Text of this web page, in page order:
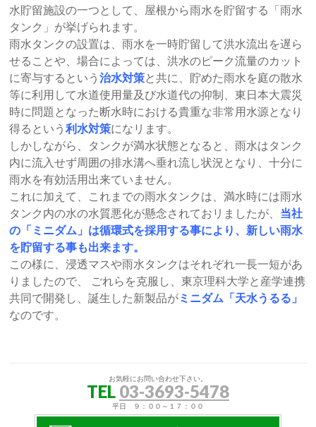
水貯留施設の一つとして、屋根から雨水を貯留する「雨水
タンク」が挙げられます。
雨水タンクの設置は、雨水を一時貯留して洪水流出を遅ら
せることや、場合によっては、洪水のピーク流量のカット
に寄与するという治水対策と共に、貯めた雨水を庭の散水
等に利用して水道使用量及び水道代の抑制、東日本大震災
時に問題となった断水時における貴重な非常用水源となり
得るという利水対策になリます。
しかしながら、タンクが満水状態となると、雨水はタンク
内に流入せず周囲の排水溝へ垂れ流し状況となり、十分に
雨水を有効活用出来ていません。
これに加えて、これまでの雨水タンクは、満水時には雨水
タンク内の水の水質悪化が懸念されておリましたが、 当社
の「ミニダム」は循環式を採用する事により、新しい雨水
を貯留する事も出来ます。
この様に、浸透マスや雨水タンクはそれぞれ一長一短があ
りましたので、 ごれらを克服し、東京理科大学と産学連携
共同で開発し、誕生した新製品がミニダム「天水うるる」
なのです。
お気軽にお問い合わせ下さい。
TEL 03-3693-5478
平日 ９：００～１７：００